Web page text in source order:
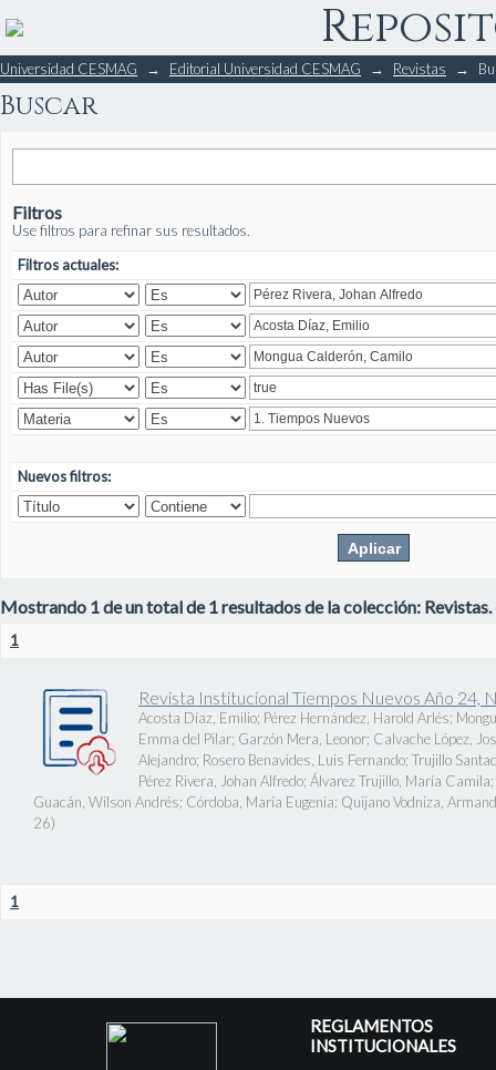
Buscar
Universidad CESMAG → Editorial Universidad CESMAG → Revistas →
Buscar
Filtros
Use filtros para refinar sus resultados.
Filtros actuales:
Nuevos filtros:
Mostrando 1 de un total de 1 resultados de la colección: Revistas.
1
Revista Institucional Tiempos Nuevos Año 24,
Acosta Díaz, Emilio; Pérez Hernández, Harold Arlés;
Emma del Pilar; Garzón Mera, Leonor; Calvache López,
Alejandro; Rosero Benavides, Luis Fernando; Trujillo
Pérez Rivera, Johan Alfredo; Álvarez Trujillo, María Camila;
Guacán, Wilson Andrés; Córdoba, María Eugenia; Quijano Vodniza,
26)
1
REGLAMENTOS
INSTITUCIONALES